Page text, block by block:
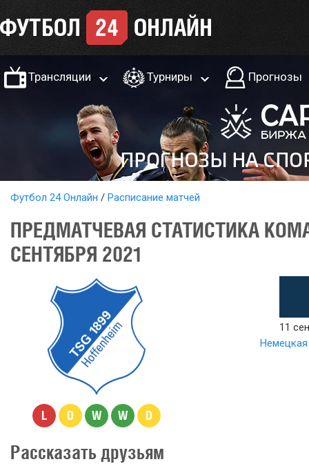
Трансляции Турниры Прогнозы
Футбол 24 Онлайн Расписание матчей
ПРЕДМАТЧЕВАЯ СТАТИСТИКА
СЕНТЯБРЯ 2021
L D W W D
11
Немецкая
Рассказать друзьям